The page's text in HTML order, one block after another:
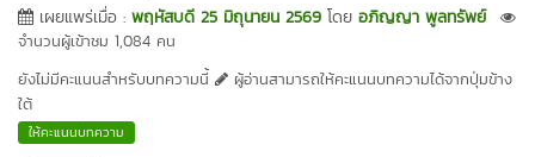
เผยแพร่เมื่อ : พฤหัสบดี 25 มิถุนายน 2569 โดย อภิญญา พูลทรัพย์
จำนวนผู้เข้าชม 1,084 คน
ยังไม่มีคะแนนสำหรับบทความนี้
ผู้อ่านสามารถให้คะแนนบทความได้จากปุ่มข้าง
ใต้
ให้คะแนนบทความ